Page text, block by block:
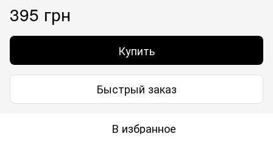
395 грн
Купить
Быстрый заказ
В избранное